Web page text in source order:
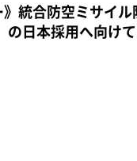
》統合防空ミサイ
の日本採用へ向けて